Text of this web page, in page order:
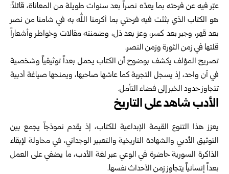
عبّر فيه عن فرحته بما يعدّه نصراً بعد سنوات طويلة من المعاناة، قائلاً:
هو الكتاب الذي بثثت فيه فرحتي بما أكرمنا الله به في شامنا من نصر
بعد قهر، وجبر بعد كسر، وعز بعد ذل، وضمنته مقالات وخواطر وأشعاراً
قلتها في زمن الثورة وزمن النصر.
تصريح المؤلف يكشف بوضوح أن الكتاب يحمل بعداً توثيقياً وشخصية
في آن واحد، إذ يسجل التجربة كما عاشها صاحبها، ويمنحها صياغة أدبية
تتجاوز حدود الخبر إلى فضاء التأمل.
الأدب شاهد على التاريخ
يعزز هذا التنوع القيمة الإبداعية للكتاب، إذ يقدم نموذجاً يجمع بين
التوثيق الأدبي والشهادة التاريخية والتعبير الوجداني، في محاولة لإبقاء
الذاكرة السورية حاضرة في الوعي عبر لغة الأدب، ما يضفي على العمل
بعداً إنسانياً يتجاوز زمن الأحداث نفسها.